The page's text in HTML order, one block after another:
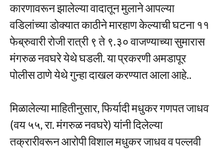
कारणावरून झालेल्या वादातून मुलाने आपल्या
वडिलांच्या डोक्यात काठीने मारहाण केल्याची घटना ११
फेब्रुवारी रोजी रात्री ९ ते ९.३० वाजण्याच्या सुमारास
मंगरुळ नवघरे येथे घडली. या प्रकरणी अमडापूर
पोलीस ठाणे येथे गुन्हा दाखल करण्यात आला आहे..
मिळालेल्या माहितीनुसार, फिर्यादी मधुकर गणपत जाधव
(वय ५५, रा. मंगरुळ नवघरे) यांनी दिलेल्या
तक्रारीवरून आरोपी विशाल मधुकर जाधव व पल्लवी